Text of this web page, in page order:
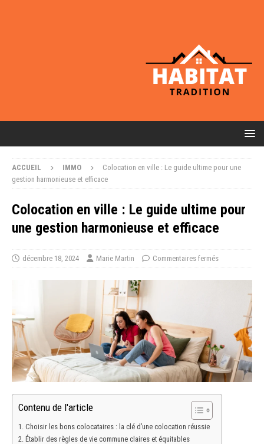
ACCUEIL IMMO
Colocation en ville : Le guide ultime pour une
gestion harmonieuse et efficace
Colocation en ville : Le guide ultime pour
une gestion harmonieuse et efficace
décembre 18, 2024 Marie Martin Commentaires fermés
Contenu de l'article
Choisir les bons colocataires : la clé d’une colocation réussie
Établir des règles de vie commune claires et équitables